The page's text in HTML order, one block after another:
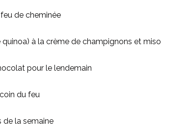
feu de cheminée
à la crème de champignons et miso
pour le lendemain
du feu
de la semaine